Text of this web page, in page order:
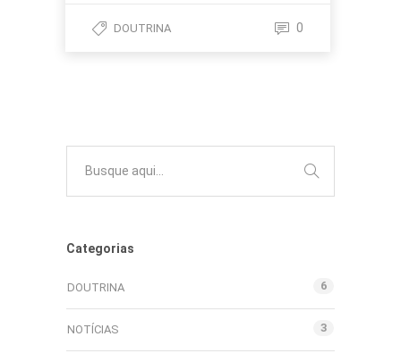
DOUTRINA 0
Categorias
DOUTRINA 6
NOTÍCIAS 3